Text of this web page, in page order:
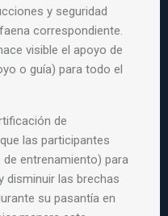
y seguridad
correspondiente.
visible el apoyo de
o guía) para todo el
de
las participantes
de entrenamiento) para
las brechas
su pasantía en